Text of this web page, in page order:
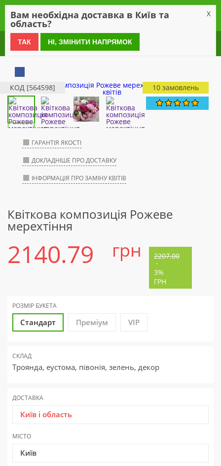
0 800 21 54 55
КОД [564598] 10 замовлень
ГАРАНТІЯ ЯКОСТІ
ДОКЛАДНІШЕ ПРО ДОСТАВКУ
ІНФОРМАЦІЯ ПРО ЗАМІНУ КВІТІВ
Квіткова композиція Рожеве
мерехтіння
2140.79 грн 2207.00
-
3%
ГРН
РОЗМІР БУКЕТА
Стандарт Преміум VIP
СКЛАД
Троянда, еустома, півонія, зелень, декор
ДОСТАВКА
Київ і область
МІСТО
Київ
Вам необхідна доставка в Київ та
область?
X
ТАК НІ, ЗМІНИТИ НАПРЯМОК